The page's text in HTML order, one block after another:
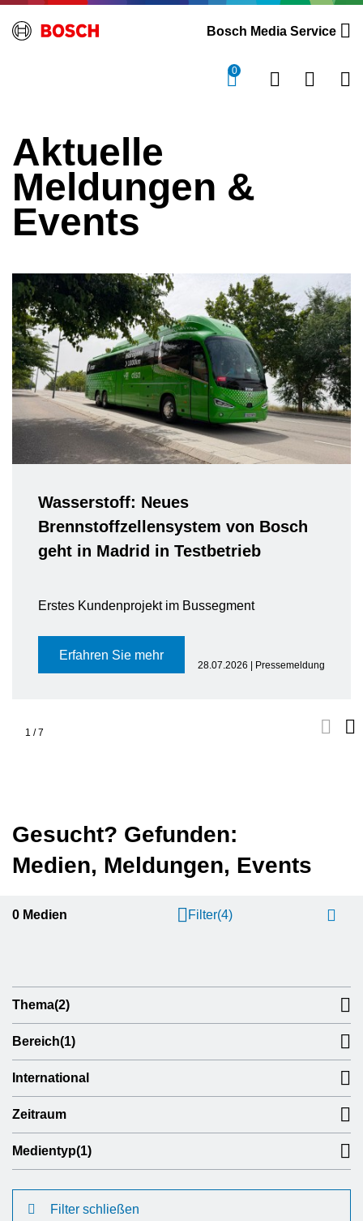
Bosch Media Service
0
Aktuelle
Meldungen &
Events
Wasserstoff: Neues
Brennstoffzellensystem von Bosch
geht in Madrid in Testbetrieb
Erstes Kundenprojekt im Bussegment
Erfahren Sie mehr
28.07.2026 | Pressemeldung
1 /7
Gesucht? Gefunden:
Medien, Meldungen, Events
0 Medien Filter(4)
Thema(2)
Bereich(1)
International
Zeitraum
Medientyp(1)
Filter schließen